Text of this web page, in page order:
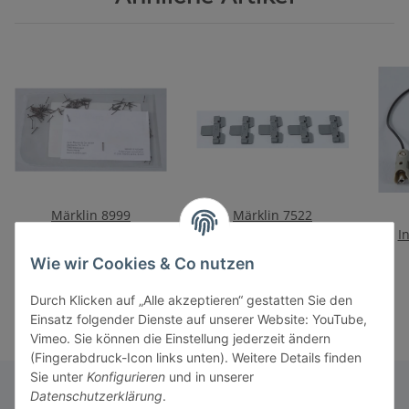
Märklin 8999
Inh. 100 St. 0,5x08 mm
6,50 €
Märklin 7522
Mittelleiterisolierung
Wie wir Cookies & Co nutzen
Durch Klicken auf „Alle akzeptieren“ gestatten Sie den
Einsatz folgender Dienste auf unserer Website: YouTube,
Vimeo. Sie können die Einstellung jederzeit ändern
(Fingerabdruck-Icon links unten). Weitere Details finden
Sie unter Konfigurieren und in unserer
Datenschutzerklärung.